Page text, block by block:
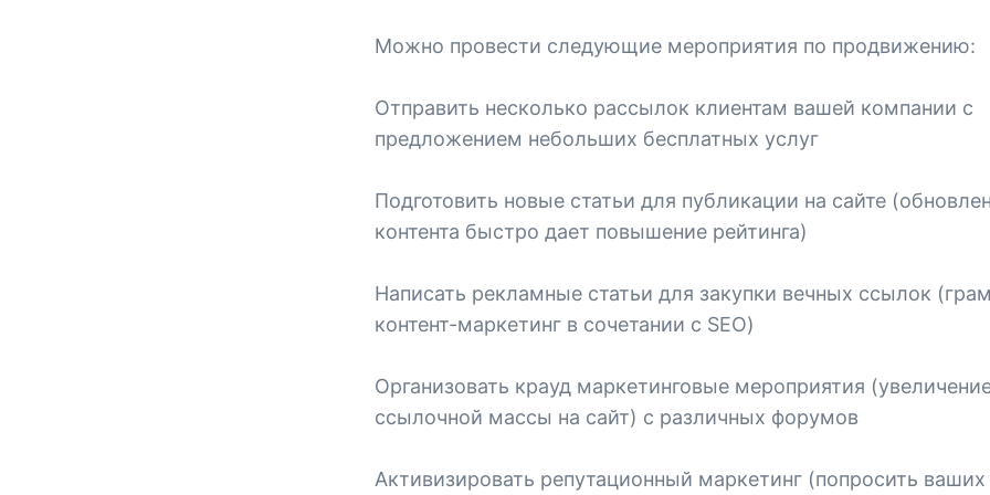
Можно провести следующие мероприятия по продвижению:
Отправить несколько рассылок клиентам вашей компании с
предложением небольших бесплатных услуг
Подготовить новые статьи для публикации на сайте
контента быстро дает повышение рейтинга)
Написать рекламные статьи для закупки вечных ссылок
контент-маркетинг в сочетании с SEO)
Организовать крауд маркетинговые мероприятия
ссылочной массы на сайт) с различных форумов
Активизировать репутационный маркетинг (попросить ваших